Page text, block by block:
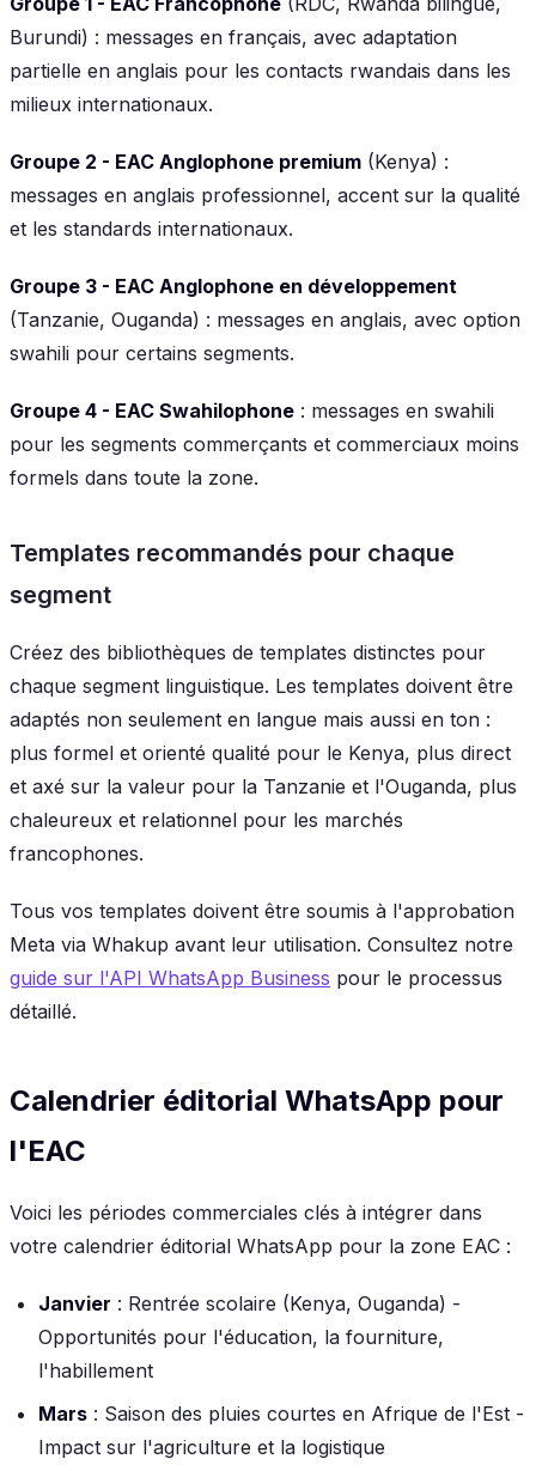
Burundi) : messages en français, avec adaptation
partielle en anglais pour les contacts rwandais dans les
milieux internationaux.
Groupe 2 - EAC Anglophone premium (Kenya) :
messages en anglais professionnel, accent sur la qualité
et les standards internationaux.
Groupe 3 - EAC Anglophone en développement
(Tanzanie, Ouganda) : messages en anglais, avec option
swahili pour certains segments.
Groupe 4 - EAC Swahilophone : messages en swahili
pour les segments commerçants et commerciaux moins
formels dans toute la zone.
Templates recommandés pour chaque
segment
Créez des bibliothèques de templates distinctes pour
chaque segment linguistique. Les templates doivent être
adaptés non seulement en langue mais aussi en ton :
plus formel et orienté qualité pour le Kenya, plus direct
et axé sur la valeur pour la Tanzanie et l'Ouganda, plus
chaleureux et relationnel pour les marchés
francophones.
Tous vos templates doivent être soumis à l'approbation
Meta via Whakup avant leur utilisation. Consultez notre
guide sur l'API WhatsApp Business pour le processus
détaillé.
Calendrier éditorial WhatsApp pour
l'EAC
Voici les périodes commerciales clés à intégrer dans
votre calendrier éditorial WhatsApp pour la zone EAC :
Janvier : Rentrée scolaire (Kenya, Ouganda) -
Opportunités pour l'éducation, la fourniture,
l'habillement
Mars : Saison des pluies courtes en Afrique de l'Est -
Impact sur l'agriculture et la logistique